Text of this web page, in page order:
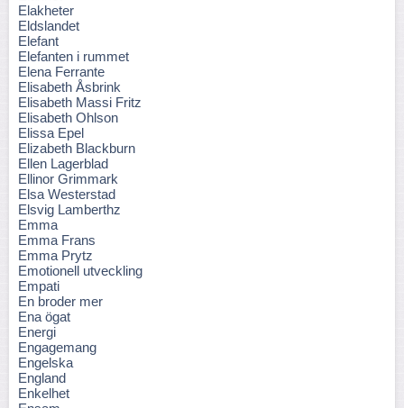
Elakheter
Eldslandet
Elefant
Elefanten i rummet
Elena Ferrante
Elisabeth Åsbrink
Elisabeth Massi Fritz
Elisabeth Ohlson
Elissa Epel
Elizabeth Blackburn
Ellen Lagerblad
Ellinor Grimmark
Elsa Westerstad
Elsvig Lamberthz
Emma
Emma Frans
Emma Prytz
Emotionell utveckling
Empati
En broder mer
Ena ögat
Energi
Engagemang
Engelska
England
Enkelhet